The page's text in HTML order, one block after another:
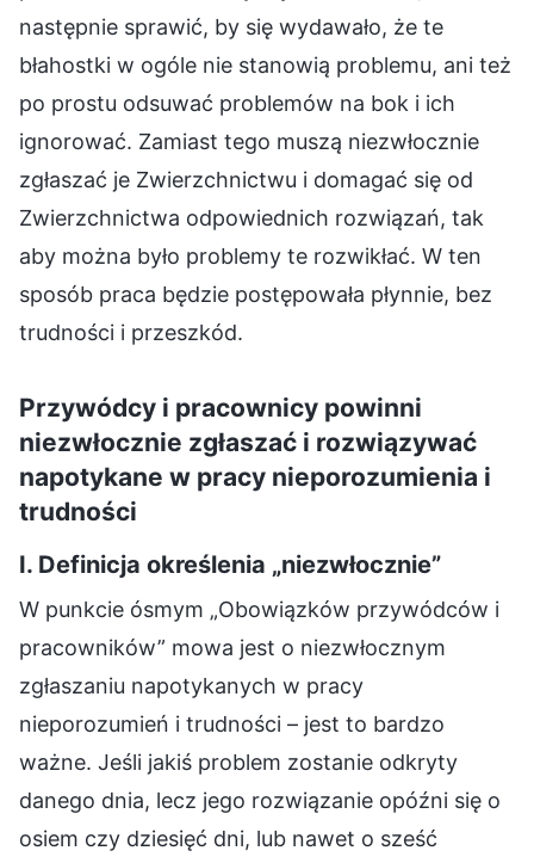
następnie sprawić, by się wydawało, że te
błahostki w ogóle nie stanowią problemu, ani też
po prostu odsuwać problemów na bok i ich
ignorować. Zamiast tego muszą niezwłocznie
zgłaszać je Zwierzchnictwu i domagać się od
Zwierzchnictwa odpowiednich rozwiązań, tak
aby można było problemy te rozwikłać. W ten
sposób praca będzie postępowała płynnie, bez
trudności i przeszkód.
Przywódcy i pracownicy powinni
niezwłocznie zgłaszać i rozwiązywać
napotykane w pracy nieporozumienia i
trudności
I. Definicja określenia „niezwłocznie”
W punkcie ósmym „Obowiązków przywódców i
pracowników” mowa jest o niezwłocznym
zgłaszaniu napotykanych w pracy
nieporozumień i trudności – jest to bardzo
ważne. Jeśli jakiś problem zostanie odkryty
danego dnia, lecz jego rozwiązanie opóźni się o
osiem czy dziesięć dni, lub nawet o sześć